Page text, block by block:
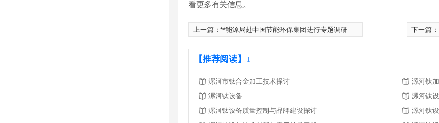
看更多有关信息。
上一篇： **能源局赴中国节能环保集团进行专题调研 下一篇：
【推荐阅读】↓
漯河市钛合金加工技术探讨
漯河钛
漯河钛设备
漯河钛
漯河钛设备质量控制与品牌建设探讨
漯河钛